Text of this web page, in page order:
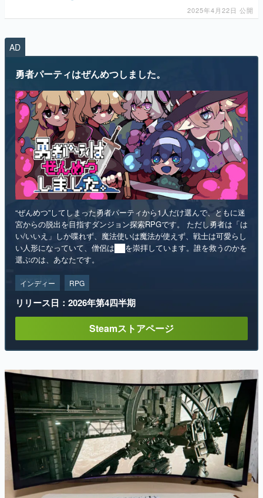
2025年4月22日 公開
AD
勇者パーティはぜんめつしました。
“ぜんめつ”してしまった勇者パーティから1人だけ選んで、ともに迷
宮からの脱出を目指すダンジョン探索RPGです。 ただし勇者は「は
い/いいえ」しか喋れず、魔法使いは魔法が使えず、戦士は可愛らし
い人形になっていて、僧侶は██を崇拝しています。誰を救うのかを
選ぶのは、あなたです。
インディー RPG
リリース日：2026年第4四半期
Steamストアページ